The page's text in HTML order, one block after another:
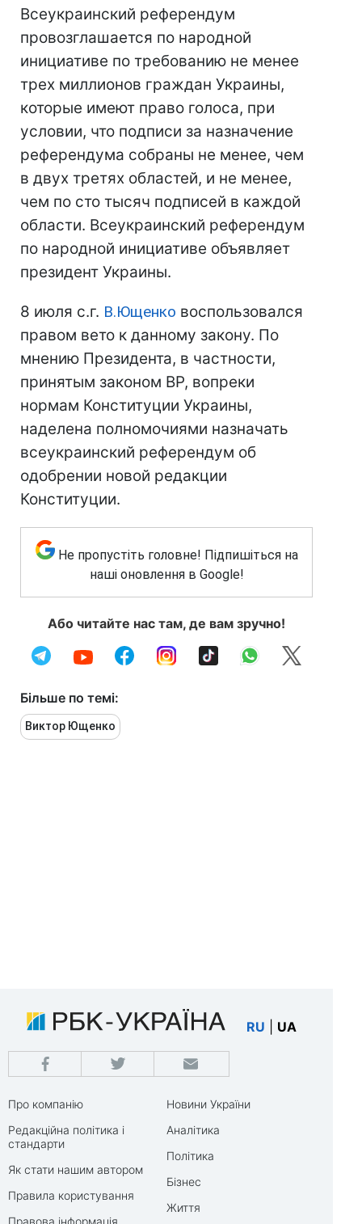
Всеукраинский референдум
провозглашается по народной
инициативе по требованию не менее
трех миллионов граждан Украины,
которые имеют право голоса, при
условии, что подписи за назначение
референдума собраны не менее, чем
в двух третях областей, и не менее,
чем по сто тысяч подписей в каждой
области. Всеукраинский референдум
по народной инициативе объявляет
президент Украины.
8 июля с.г. В.Ющенко воспользовался
правом вето к данному закону. По
мнению Президента, в частности,
принятым законом ВР, вопреки
нормам Конституции Украины,
наделена полномочиями назначать
всеукраинский референдум об
одобрении новой редакции
Конституции.
Не пропустіть головне! Підпишіться на
наші оновлення в Google!
Або читайте нас там, де вам зручно!
Більше по темі:
Виктор Ющенко
RU UA
Про компанію
Редакційна політика і
стандарти
Як стати нашим автором
Правила користування
Правова інформація
Новини України
Аналітика
Політика
Бізнес
Життя